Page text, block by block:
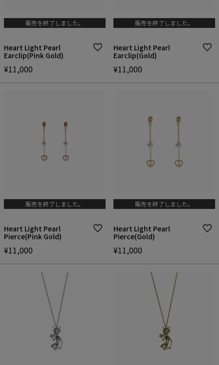
Heart Light Pearl
Earclip(Pink Gold)
¥11,000
販売を終了しました。
Heart Light Pearl
Earclip(Gold)
¥11,000
販売を終了しました。
Heart Light Pearl
Pierce(Pink Gold)
¥11,000
販売を終了しました。
Heart Light Pearl
Pierce(Gold)
¥11,000
販売を終了しました。